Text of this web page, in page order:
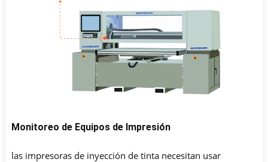
Monitoreo de Equipos de Impresión
las impresoras de inyección de tinta necesitan usar